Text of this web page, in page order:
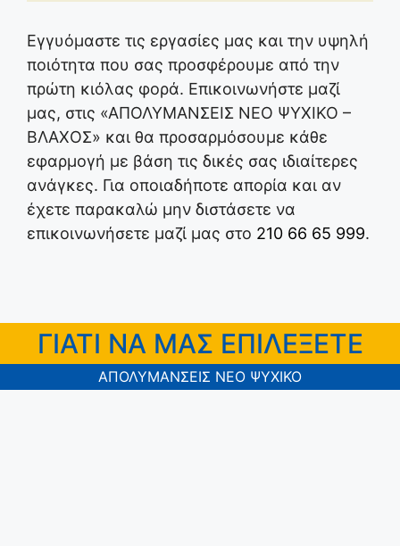
Εγγυόμαστε τις εργασίες μας και την υψηλή
ποιότητα που σας προσφέρουμε από την
πρώτη κιόλας φορά. Επικοινωνήστε μαζί
μας, στις «ΑΠΟΛΥΜΑΝΣΕΙΣ ΝΕΟ ΨΥΧΙΚΟ –
ΒΛΑΧΟΣ» και θα προσαρμόσουμε κάθε
εφαρμογή με βάση τις δικές σας ιδιαίτερες
ανάγκες. Για οποιαδήποτε απορία και αν
έχετε παρακαλώ μην διστάσετε να
επικοινωνήσετε μαζί μας στο 210 66 65 999.
ΓΙΑΤΙ ΝΑ ΜΑΣ ΕΠΙΛΕΞΕΤΕ
ΑΠΟΛΥΜΑΝΣΕΙΣ ΝΕΟ ΨΥΧΙΚΟ